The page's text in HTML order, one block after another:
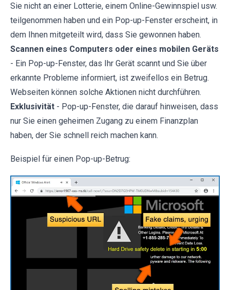
Sie nicht an einer Lotterie, einem Online-Gewinnspiel usw.
teilgenommen haben und ein Pop-up-Fenster erscheint, in
dem Ihnen mitgeteilt wird, dass Sie gewonnen haben.
Scannen eines Computers oder eines mobilen Geräts
- Ein Pop-up-Fenster, das Ihr Gerät scannt und Sie über
erkannte Probleme informiert, ist zweifellos ein Betrug.
Webseiten können solche Aktionen nicht durchführen.
Exklusivität - Pop-up-Fenster, die darauf hinweisen, dass
nur Sie einen geheimen Zugang zu einem Finanzplan
haben, der Sie schnell reich machen kann.
Beispiel für einen Pop-up-Betrug: